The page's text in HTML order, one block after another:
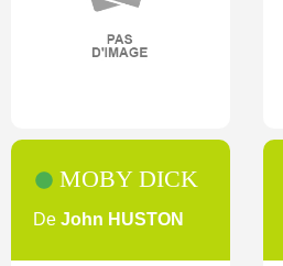
MOBY DICK
De John HUSTON